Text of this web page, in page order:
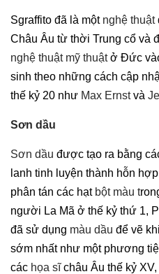
Sgraffito đã là một nghệ thuật
Châu Âu từ thời Trung cổ và
nghệ thuật mỹ thuậtở Đức
sinh theo những cách cập
thế kỷ 20 như Max Ernstvà
Sơn dầu
Sơn dầu được tạo ra bằng
lanh tinh luyện thành hỗn
phân tán các hạt bột màu t
người La Mã ở thế kỷ thứ 1,
đã sử dụng màu dầu để vẽ
sớm nhất như một phương
các họa sĩchâu Âu thế kỷ